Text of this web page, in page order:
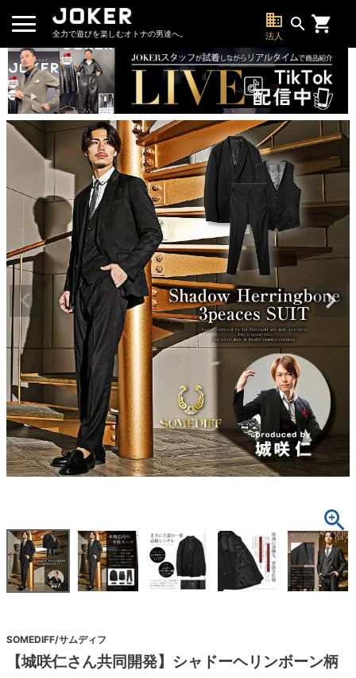
全力で遊びを楽しむオトナの男達へ。
business
法人
search
SOMEDIFF/サムディフ
【城咲仁さん共同開発】シャドーヘリンボーン柄